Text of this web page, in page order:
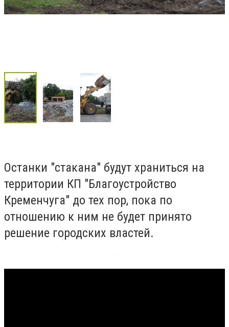
Останки "стакана" будут храниться на
территории КП "Благоустройство
Кременчуга" до тех пор, пока по
отношению к ним не будет принято
решение городских властей.